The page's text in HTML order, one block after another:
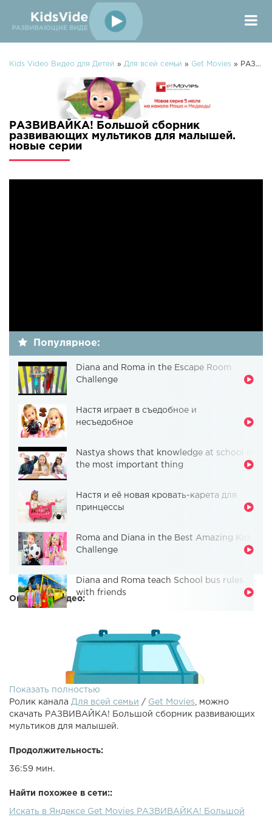
Kids Video Видео для Детей » Для всей семьи » Get Movies » РАЗВИВАЙКА! Большой сборник развивающих мультиков для малышей.
РАЗВИВАЙКА! Большой сборник
развивающих мультиков для малышей.
новые серии
Популярное:
Diana and Roma in the Escape Room
Challenge
Настя играет в съедобное и
несъедобное
Nastya shows that knowledge at school is
the most important thing
Настя и её новая кровать-карета для
принцессы
Roma and Diana in the Best Amazing Kids
Challenge
Diana and Roma teach School bus rules
with friends
Описание видео:
включайте Большой Сборник «РАЗВИВАЙКА» для
возраста.РАСКРАСКА. Веселые картинки закрашиваются
Показать полностью
Ролик канала Для всей семьи / Get Movies , можно
скачать РАЗВИВАЙКА! Большой сборник развивающих
мультиков для малышей.
Продолжительность:
36:59 мин.
Найти похожее в сети::
Искать в Яндексе Get Movies РАЗВИВАЙКА! Большой